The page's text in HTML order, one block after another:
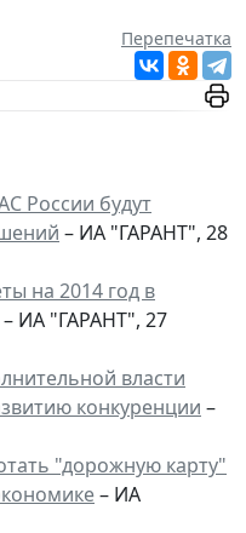
Перепечатка
России будут
– ИА "ГАРАНТ", 28
на 2014 год в
– ИА "ГАРАНТ", 27
власти
конкуренции –
"дорожную карту"
– ИА